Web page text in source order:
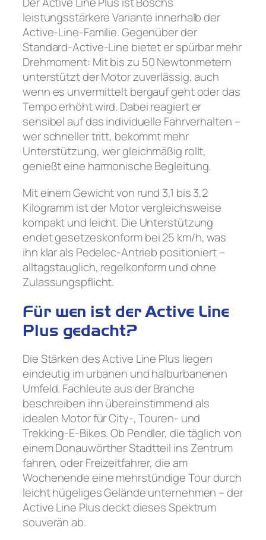
leistungsstärkere Variante innerhalb der
Active-Line-Familie. Gegenüber der
Standard-Active-Line bietet er spürbar mehr
Drehmoment: Mit bis zu 50 Newtonmetern
unterstützt der Motor zuverlässig, auch
wenn es unvermittelt bergauf geht oder das
Tempo erhöht wird. Dabei reagiert er
sensibel auf das individuelle Fahrverhalten –
wer schneller tritt, bekommt mehr
Unterstützung, wer gleichmäßig rollt,
genießt eine harmonische Begleitung.
Mit einem Gewicht von rund 3,1 bis 3,2
Kilogramm ist der Motor vergleichsweise
kompakt und leicht. Die Unterstützung
endet gesetzeskonform bei 25 km/h, was
ihn klar als Pedelec-Antrieb positioniert –
alltagstauglich, regelkonform und ohne
Zulassungspflicht.
Für wen ist der Active Line
Plus gedacht?
Die Stärken des Active Line Plus liegen
eindeutig im urbanen und halburbanenen
Umfeld. Fachleute aus der Branche
beschreiben ihn übereinstimmend als
idealen Motor für City-, Touren- und
Trekking-E-Bikes. Ob Pendler, die täglich von
einem Donauwörther Stadtteil ins Zentrum
fahren, oder Freizeitfahrer, die am
Wochenende eine mehrstündige Tour durch
leicht hügeliges Gelände unternehmen – der
Active Line Plus deckt dieses Spektrum
souverän ab.